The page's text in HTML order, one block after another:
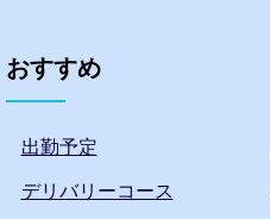
おすすめ
出勤予定
デリバリーコース